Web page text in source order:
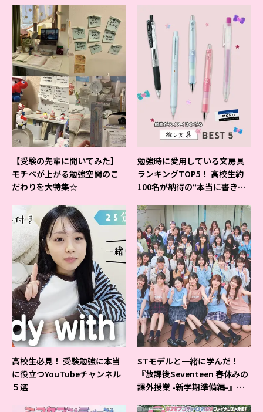
【受験の先輩に聞いてみた】
モチベが上がる勉強空間のこ
だわりを大特集☆
勉強時に愛用している文房具
ランキングTOP5！ 高校生約
100名が納得の“本当に書きや
高校生必見！ 受験勉強に本当
に役立つYouTubeチャンネル
５選
STモデルと一緒に学んだ！
『放課後Seventeen 春休みの
課外授業 -新学期準備編-』イ